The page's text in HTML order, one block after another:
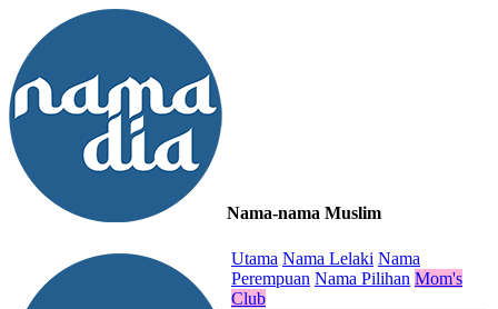
Nama-nama Muslim
Utama Nama Lelaki Nama
Perempuan Nama Pilihan Mom's
Club